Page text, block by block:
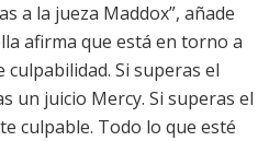
a la jueza Maddox”, añade
afirma que está en torno a
Si superas el
un juicio Mercy. Si superas el
culpable. Todo lo que esté